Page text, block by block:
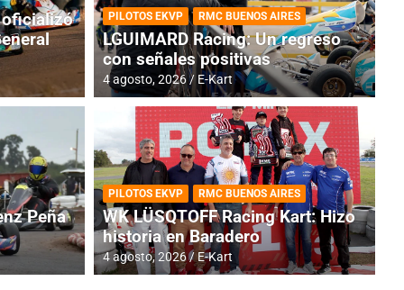
RMC BUENOS AIRES
Cerró una jornada
oficializó
Peña
PILOTOS EKVP RMC BUENOS AIRES
LGUIMARD Racing: Un regreso
con señales positivas
4 agosto, 2026 E-Kart
PILOTOS EKVP RMC BUENOS AIRES
WK LÜSQTOFF Racing Kart: Hizo
historia en Baradero
4 agosto, 2026 E-Kart